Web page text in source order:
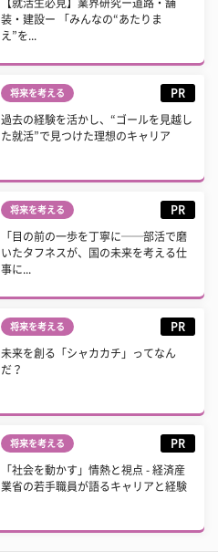
【就活生必見】業界研究ー道路・舗
装・建設ー 「みんなの“あたりま
え”を...
将来を考える PR
過去の経験を活かし、“ゴールを見越し
た就活”で見つけた理想のキャリア
将来を考える PR
「目の前の一歩を丁寧に──部活で磨
いたタフネスが、国の未来を考える仕
事に...
将来を考える PR
未来を創る「シャカカチ」ってなん
だ？
将来を考える PR
「社会を動かす」情熱と視点 - 経済産
業省の若手職員が語るキャリアと経験